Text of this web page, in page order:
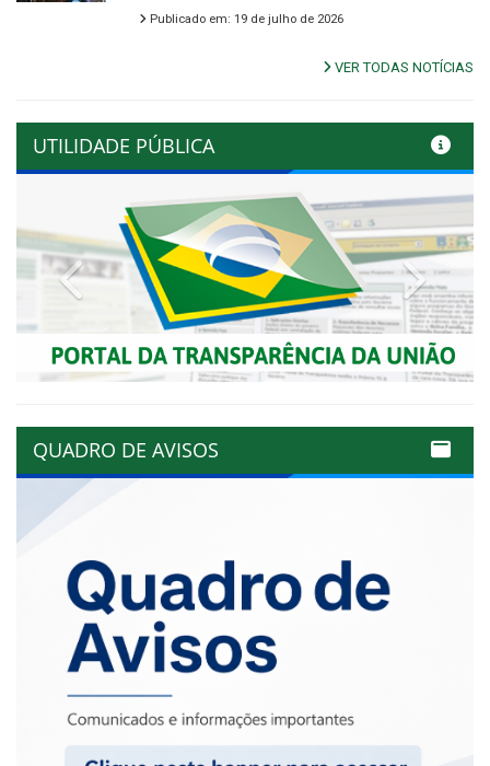
Publicado em: 19 de julho de 2026
VER TODAS NOTÍCIAS
UTILIDADE PÚBLICA
Previous Next
QUADRO DE AVISOS